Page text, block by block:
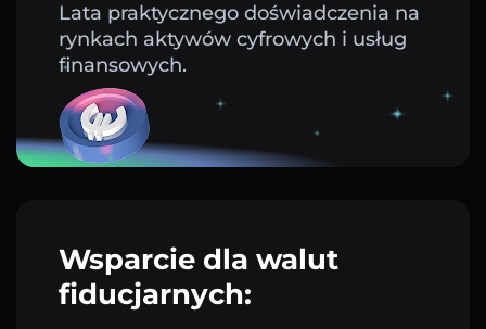
Lata praktycznego doświadczenia na
rynkach aktywów cyfrowych i usług
finansowych.
Wsparcie dla walut
fiducjarnych: